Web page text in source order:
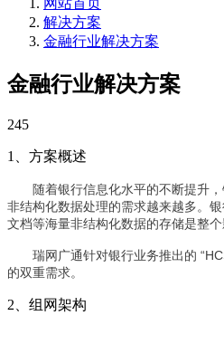
网站首页
解决方案
金融行业解决方案
金融行业解决方案
245
1、方案概述
随着银行信息化水平的不断提升
非结构化数据处理的需求越来越多。
文档等海量非结构化数据的存储是整
瑞网广通针对银行业务推出的
的双重需求。
2、组网架构